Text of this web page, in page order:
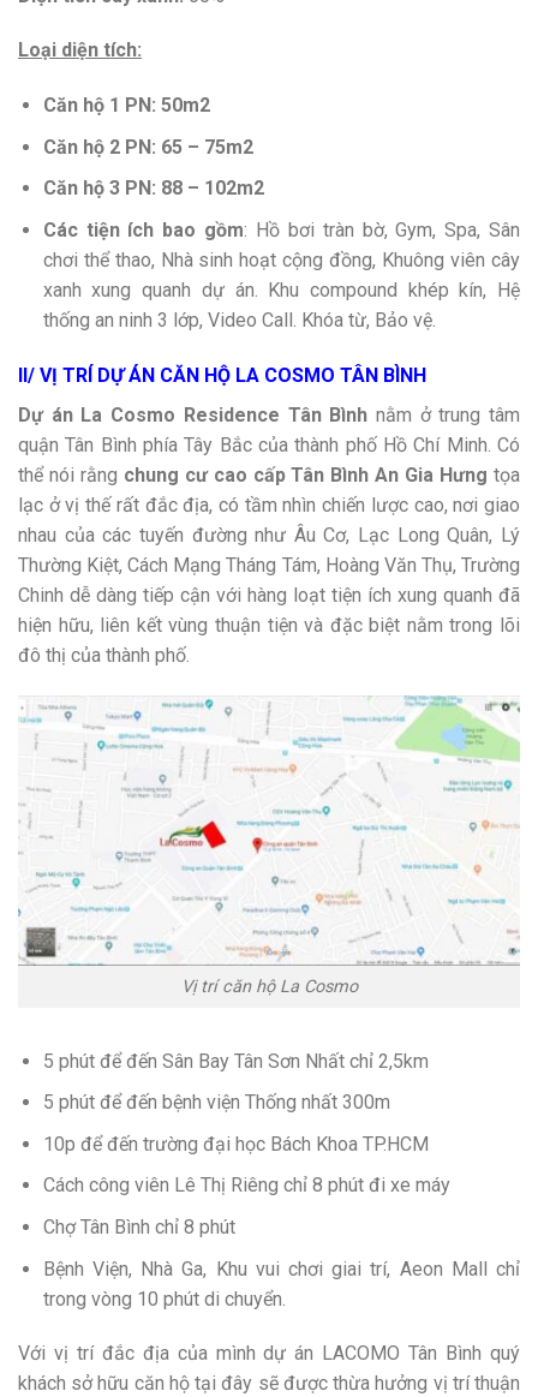
Loại diện tích:
Căn hộ 1 PN: 50m2
Căn hộ 2 PN: 65 – 75m2
Căn hộ 3 PN: 88 – 102m2
Các tiện ích bao gồm: Hồ bơi tràn bờ, Gym, Spa, Sân
chơi thể thao, Nhà sinh hoạt cộng đồng, Khuông viên cây
xanh xung quanh dự án. Khu compound khép kín, Hệ
thống an ninh 3 lớp, Video Call. Khóa từ, Bảo vệ.
II/ VỊ TRÍ DỰ ÁN CĂN HỘ LA COSMO TÂN BÌNH
Dự án La Cosmo Residence Tân Bình nằm ở trung tâm
quận Tân Bình phía Tây Bắc của thành phố Hồ Chí Minh. Có
thể nói rằng chung cư cao cấp Tân Bình An Gia Hưng tọa
lạc ở vị thế rất đắc địa, có tầm nhìn chiến lược cao, nơi giao
nhau của các tuyến đường như Âu Cơ, Lạc Long Quân, Lý
Thường Kiệt, Cách Mạng Tháng Tám, Hoàng Văn Thụ, Trường
Chinh dễ dàng tiếp cận với hàng loạt tiện ích xung quanh đã
hiện hữu, liên kết vùng thuận tiện và đặc biệt nằm trong lõi
đô thị của thành phố.
Vị trí căn hộ La Cosmo
5 phút để đến Sân Bay Tân Sơn Nhất chỉ 2,5km
5 phút để đến bệnh viện Thống nhất 300m
10p để đến trường đại học Bách Khoa TP.HCM
Cách công viên Lê Thị Riêng chỉ 8 phút đi xe máy
Chợ Tân Bình chỉ 8 phút
Bệnh Viện, Nhà Ga, Khu vui chơi giai trí, Aeon Mall chỉ
trong vòng 10 phút di chuyển.
Với vị trí đắc địa của mình dự án LACOMO Tân Bình quý
khách sở hữu căn hộ tại đây sẽ được thừa hưởng vị trí thuận